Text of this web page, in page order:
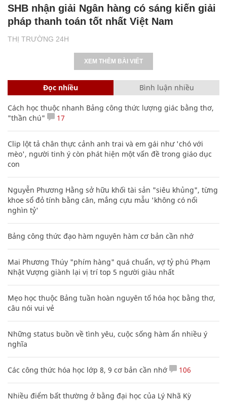
THỊ TRƯỜNG 24H
SHB nhận giải Ngân hàng có sáng kiến giải
pháp thanh toán tốt nhất Việt Nam
XEM THÊM BÀI VIẾT
Đọc nhiều Bình luận nhiều
Cách học thuộc nhanh Bảng công thức lượng giác bằng thơ,
"thần chú"
17
Clip lột tả chân thực cảnh anh trai và em gái như 'chó với
mèo', người tinh ý còn phát hiện một vấn đề trong giáo dục
con
Nguyễn Phương Hằng sở hữu khối tài sản "siêu khủng", từng
khoe sổ đỏ tính bằng cân, mắng cựu mẫu 'không có nổi
nghìn tỷ'
Bảng công thức đạo hàm nguyên hàm cơ bản cần nhớ
Mai Phương Thúy "phím hàng" quá chuẩn, vợ tỷ phú Phạm
Nhật Vượng giành lại vị trí top 5 người giàu nhất
Mẹo học thuộc Bảng tuần hoàn nguyên tố hóa học bằng thơ,
câu nói vui vẻ
Những status buồn về tình yêu, cuộc sống hàm ẩn nhiều ý
nghĩa
Các công thức hóa học lớp 8, 9 cơ bản cần nhớ 106
Nhiều điểm bất thường ở bằng đại học của Lý Nhã Kỳ